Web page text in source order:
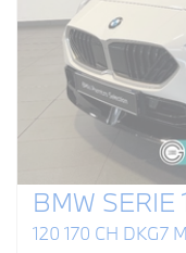
BMW SERIE
120 170 CH DKG7